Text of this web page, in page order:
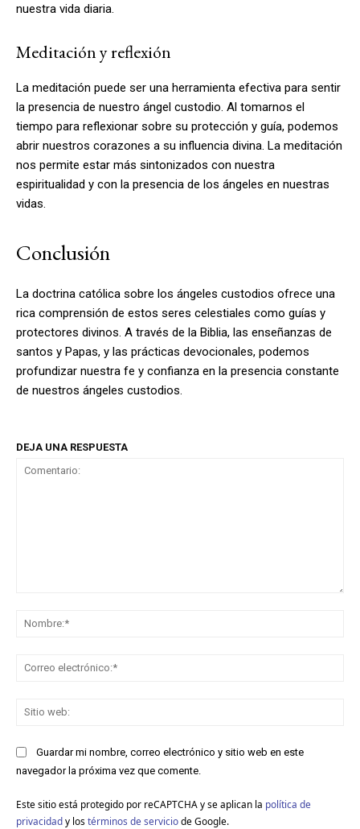
nuestra vida diaria.
Meditación y reflexión
La meditación puede ser una herramienta efectiva para sentir
la presencia de nuestro ángel custodio. Al tomarnos el
tiempo para reflexionar sobre su protección y guía, podemos
abrir nuestros corazones a su influencia divina. La meditación
nos permite estar más sintonizados con nuestra
espiritualidad y con la presencia de los ángeles en nuestras
vidas.
Conclusión
La doctrina católica sobre los ángeles custodios ofrece una
rica comprensión de estos seres celestiales como guías y
protectores divinos. A través de la Biblia, las enseñanzas de
santos y Papas, y las prácticas devocionales, podemos
profundizar nuestra fe y confianza en la presencia constante
de nuestros ángeles custodios.
DEJA UNA RESPUESTA
Guardar mi nombre, correo electrónico y sitio web en este
navegador la próxima vez que comente.
Este sitio está protegido por reCAPTCHA y se aplican la política de
privacidady los términos de serviciode Google.